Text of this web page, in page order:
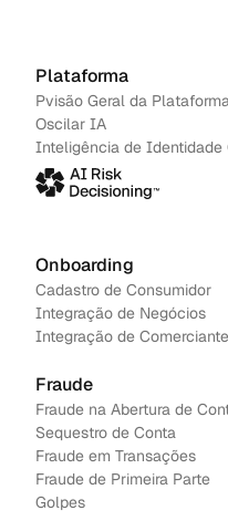
Plataforma
Pvisão Geral da
Oscilar IA
Inteligência de Identidade
Onboarding
Cadastro de Consumidor
Integração de Negócios
Integração de Comerciante
Fraude
Fraude na Abertura de
Sequestro de Conta
Fraude em Transações
Fraude de Primeira Parte
Golpes